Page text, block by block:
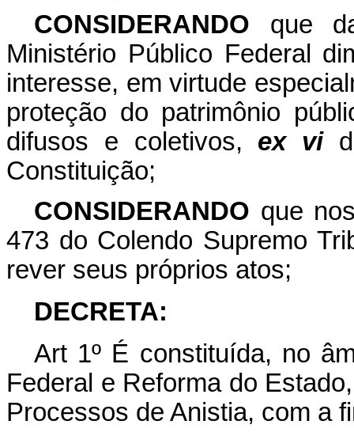
CONSIDERANDO que
Ministério Público Federal
interesse, em virtude
proteção do patrimônio
difusos e coletivos, ex vi
Constituição;
CONSIDERANDO que
473 do Colendo Supremo
rever seus próprios atos;
DECRETA:
Art 1º É constituída, no
Federal e Reforma do
Processos de Anistia, com a